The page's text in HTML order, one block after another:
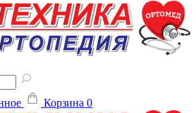
Корзина 0